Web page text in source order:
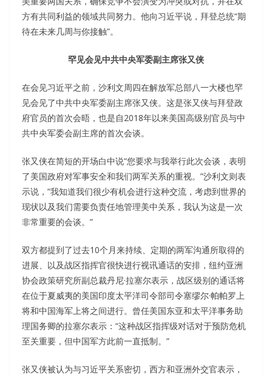
方有共同利益的领域共同努力。他向习近平说，拜登总统“期
待在未来几周与你接触”。
罕见会见中共中央军委副主席张又侠
在会见习近平之前，沙利文周四在解放军总部八一大楼也罕
见会见了中共中央军委副主席张又侠。这是张又侠与拜登政
府官员的首次会晤，也是自2018年以来美国高级别官员与中
共中央军委会副主席的首次会谈。
张又侠在简短的开场白中说“您要求与我举行此次会谈，表明
了美国政府对军事安全和我们两军关系的重视。”沙利文则表
示说，“我知道我们很少有机会进行这种交流，考虑到世界的
现状以及我们需要负责任地管理美中关系，我认为这是一次
非常重要的会谈。”
双方都提到了过去10个月来持续、定期的两军沟通所取得的
进展、以及战区指挥官很快进行视讯通话的安排，纽约亚洲
协会政策研究所副总裁丹尼·拉塞尔表示，战区级别的通话将
在位于夏威夷的美国印度太平洋司令部司令塞缪尔·帕帕罗上
将和中国海军上将之间进行。曾任美国东亚和太平洋事务助
理国务卿的拉塞尔表示：“这种战区指挥级对话对于预防危机
至关重要，但中国军方此前一直抵制。”
张又侠被认为与习近平关系密切，西方和亚洲外交官表示，